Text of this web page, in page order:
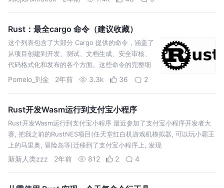
Rust：最全cargo 命令（建议收藏）
这个列表包含了大部分 Cargo 提供的命令，涵盖了
从项目创建到开发、测试、文档生成、安全审核、
代码格式化和发布的各个方面。这些命令的完整细
节和更多选项可以在 Cargo 的官方文档或相应的第
Pomelo_刘金 2年前 3.3k 36 2
Rust开发Wasm运行到支付宝小程序
Rust开发Wasm运行到支付宝小程序 最近参加了支付宝小程序开发者大
赛, 把我之前的RustNES项目(任天堂红白机游戏机模拟器, 可以玩小霸王
上的马里奥, 冒险岛等)迁移到了支付宝小程序上, 发现
新新人类zzz 2年前 812 2 4